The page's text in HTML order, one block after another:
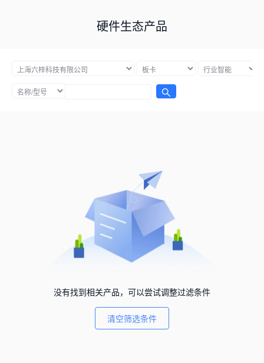
硬件生态产品
没有找到相关产品，可以尝试调整过滤条件
清空筛选条件